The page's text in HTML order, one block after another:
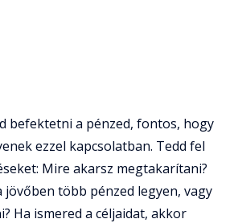
befektetni a pénzed, fontos, hogy
ezzel kapcsolatban. Tedd fel
Mire akarsz megtakarítani?
jövőben több pénzed legyen, vagy
Ha ismered a céljaidat, akkor